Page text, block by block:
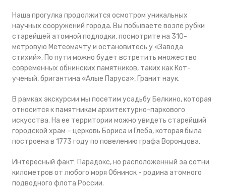
Наша прогулка продолжится осмотром уникальных
научных сооружений города. Вы побываете возле рубки
старейшей атомной подлодки, посмотрите на 310-
метровую Метеомачту и остановитесь у «Завода
стихий». По пути можно будет встретить множество
современных обнинских памятников, таких как Кот-
ученый, бригантина «Алые Паруса», Гранит наук.
В рамках экскурсии мы посетим усадьбу Белкино, которая
относится к памятникам архитектурно-паркового
искусства. На ее территории можно увидеть старейший
городской храм – церковь Бориса и Глеба, которая была
построена в 1773 году по повелению графа Воронцова.
Интересный факт: Парадокс, но расположенный за сотни
километров от любого моря Обнинск - родина атомного
подводного флота России.